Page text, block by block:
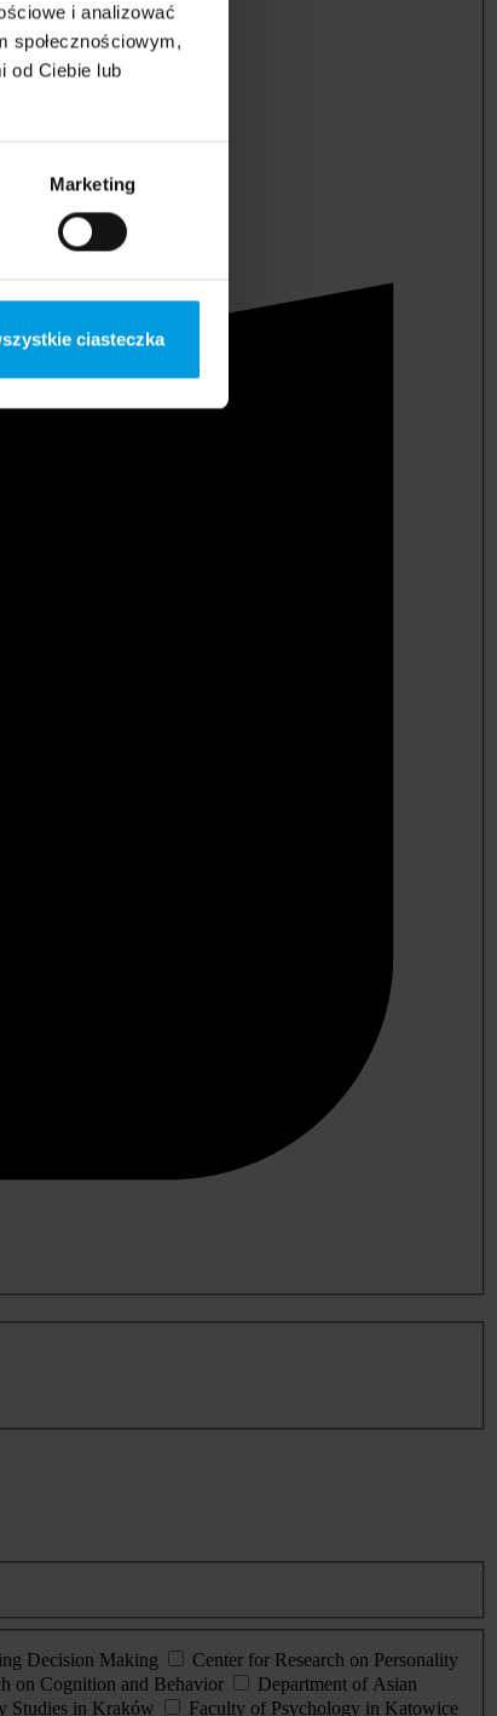
i analizować
społecznościowym,
od Ciebie lub
Marketing
ciasteczka
Decision Making
Center for Research on Personality
on Cognition and Behavior
Department of Asian
Studies in Kraków Faculty of Psychology in Katowice